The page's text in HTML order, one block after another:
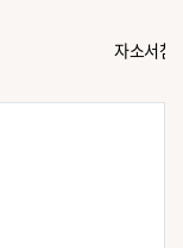
자소서첨